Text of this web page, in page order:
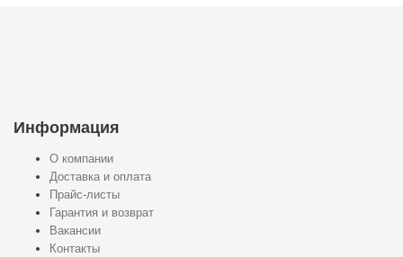
Информация
О компании
Доставка и оплата
Прайс-листы
Гарантия и возврат
Вакансии
Контакты